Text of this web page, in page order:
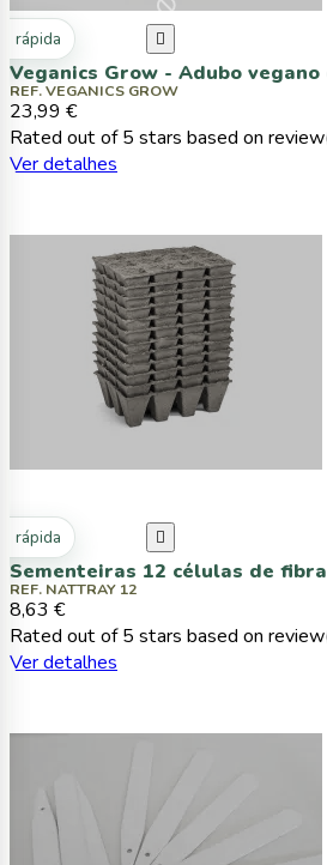
rápida 
Veganics Grow - Adubo vegano
REF. VEGANICS GROW
23,99 €
Rated out of 5 stars based on
Ver detalhes
rápida 
Sementeiras 12 células de
REF. NATTRAY 12
8,63 €
Rated out of 5 stars based on
Ver detalhes